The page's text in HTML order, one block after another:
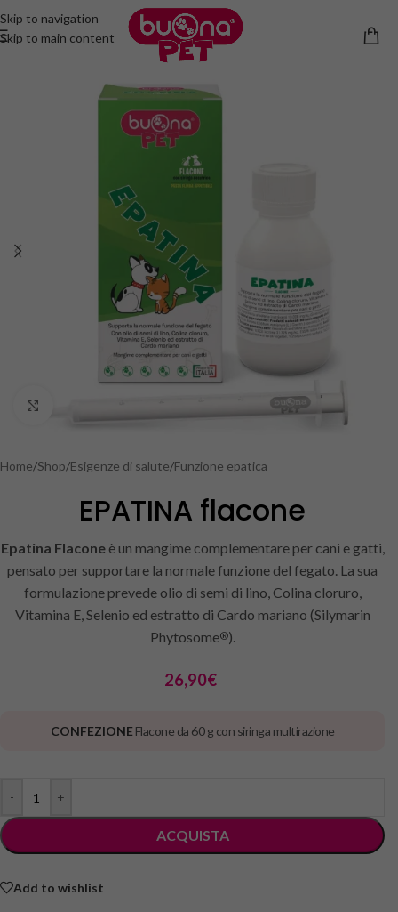
Skip to navigation
Skip to main content
Home/Shop/Esigenze di salute/Funzione epatica
EPATINA flacone
Epatina Flaconeè un mangime complementare per cani e gatti,
pensato per supportare la normale funzione del fegato. La sua
formulazione prevede olio di semi di lino, Colina cloruro,
Vitamina E, Selenio ed estratto di Cardo mariano (Silymarin
Phytosome®).
26,90€
CONFEZIONE Flacone da 60 g con siringa multirazione
- +
ACQUISTA
Add to wishlist